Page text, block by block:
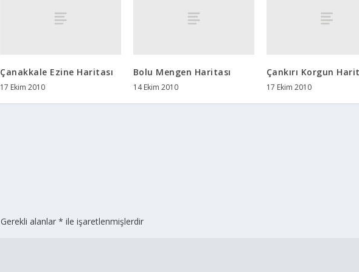
Çanakkale Ezine Haritası
17 Ekim 2010
Bolu Mengen Haritası
14 Ekim 2010
Çankırı Korgun
17 Ekim 2010
Gerekli alanlar* ile işaretlenmişlerdir